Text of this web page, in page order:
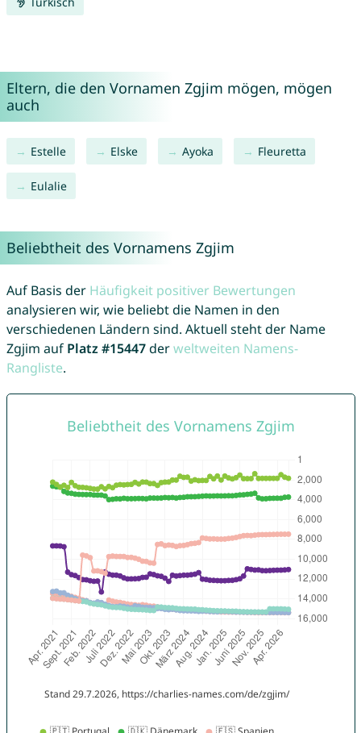
Eltern, die den Vornamen Zgjim mögen, mögen
auch
Estelle Elske Ayoka Fleuretta
Eulalie
Beliebtheit des Vornamens Zgjim
Auf Basis der Häufigkeit positiver Bewertungen
analysieren wir, wie beliebt die Namen in den
verschiedenen Ländern sind. Aktuell steht der Name
Zgjim auf Platz #15447derweltweiten Namens-
Rangliste.